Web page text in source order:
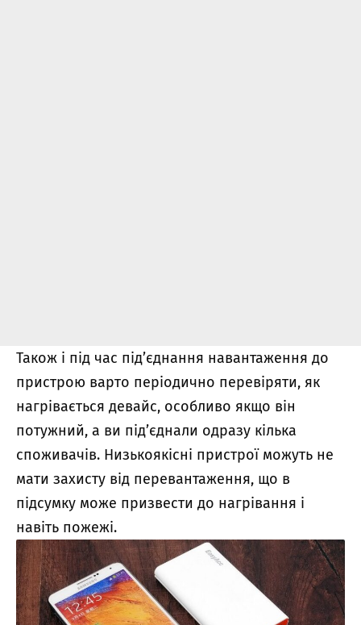
Також і під час під’єднання навантаження до
пристрою варто періодично перевіряти, як
нагрівається девайс, особливо якщо він
потужний, а ви під’єднали одразу кілька
споживачів. Низькоякісні пристрої можуть не
мати захисту від перевантаження, що в
підсумку може призвести до нагрівання і
навіть пожежі.